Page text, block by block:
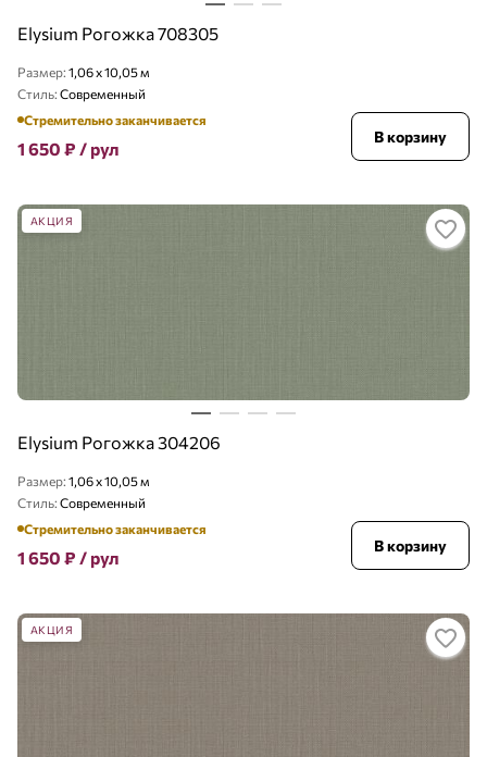
Elysium Рогожка 708305
Размер: 1,06 x 10,05 м
Стиль: Современный
Стремительно заканчивается
1 650 ₽ / рул
В корзину
АКЦИЯ
Elysium Рогожка 304206
Размер: 1,06 x 10,05 м
Стиль: Современный
Стремительно заканчивается
1 650 ₽ / рул
В корзину
АКЦИЯ